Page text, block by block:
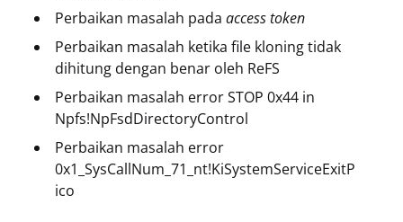
Perbaikan masalah pada access token
Perbaikan masalah ketika file kloning tidak
dihitung dengan benar oleh ReFS
Perbaikan masalah error STOP 0x44 in
Npfs!NpFsdDirectoryControl
Perbaikan masalah error
0x1_SysCallNum_71_nt!KiSystemServiceExitP
ico